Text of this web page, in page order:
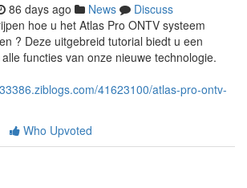
86 days ago News
Discuss
hoe u het Atlas Pro ONTV systeem
? Deze uitgebreid tutorial biedt u een
functies van onze nieuwe technologie.
41623100/atlas-pro-ontv-
Who Upvoted